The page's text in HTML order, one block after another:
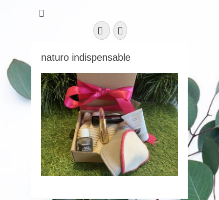
FacebookInstagram
naturo indispensable